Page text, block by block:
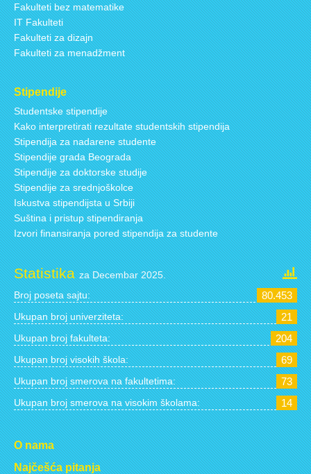
Fakulteti bez matematike
IT Fakulteti
Fakulteti za dizajn
Fakulteti za menadžment
Stipendije
Studentske stipendije
Kako interpretirati rezultate studentskih stipendija
Stipendija za nadarene studente
Stipendije grada Beograda
Stipendije za doktorske studije
Stipendije za srednjoškolce
Iskustva stipendijsta u Srbiji
Suština i pristup stipendiranja
Izvori finansiranja pored stipendija za studente
Statistikaza Decembar 2025.
Broj poseta sajtu: 80.453
Ukupan broj univerziteta: 21
Ukupan broj fakulteta: 204
Ukupan broj visokih škola: 69
Ukupan broj smerova na fakultetima: 73
Ukupan broj smerova na visokim školama: 14
O nama
Najčešća pitanja